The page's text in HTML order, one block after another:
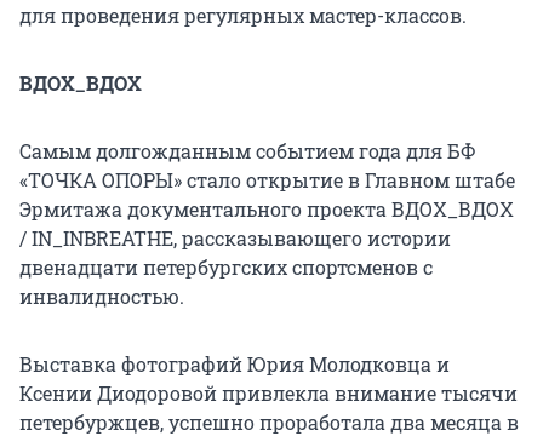
для проведения регулярных мастер-классов.
ВДОХ_ВДОХ
Самым долгожданным событием года для БФ
«ТОЧКА ОПОРЫ» стало открытие в Главном штабе
Эрмитажа документального проекта ВДОХ_ВДОХ
/ IN_INBREATHE, рассказывающего истории
двенадцати петербургских спортсменов с
инвалидностью.
Выставка фотографий Юрия Молодковца и
Ксении Диодоровой привлекла внимание тысячи
петербуржцев, успешно проработала два месяца в